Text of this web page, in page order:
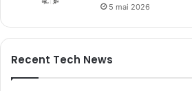
5 mai 2026
Recent Tech News